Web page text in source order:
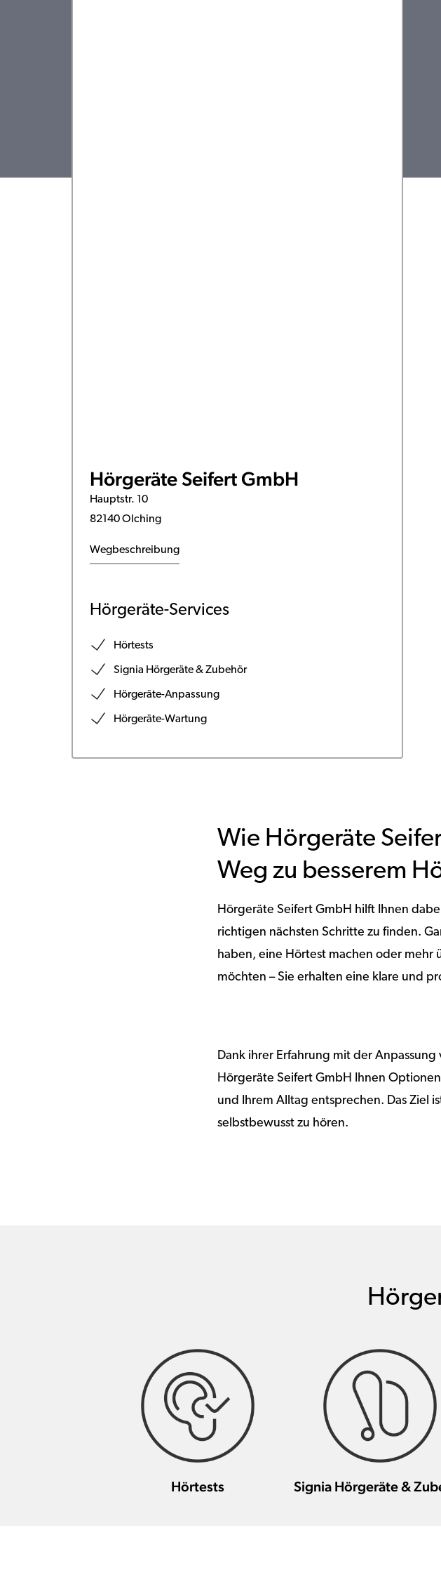
Hörgeräte Seifert GmbH
Hauptstr. 10
82140 Olching
Wegbeschreibung
Hörgeräte-Services
Hörtests
Signia Hörgeräte & Zubehör
Hörgeräte-Anpassung
Hörgeräte-Wartung
Wie Hörgeräte
Weg zu besserem
Hörgeräte Seifert GmbH hilft Ihnen
richtigen nächsten Schritte zu finden.
haben, eine Hörtest machen oder mehr
möchten – Sie erhalten eine klare und
Dank ihrer Erfahrung mit der
Hörgeräte Seifert GmbH Ihnen
und Ihrem Alltag entsprechen. Das Ziel
selbstbewusst zu hören.
Hörtests Signia Hörgeräte &